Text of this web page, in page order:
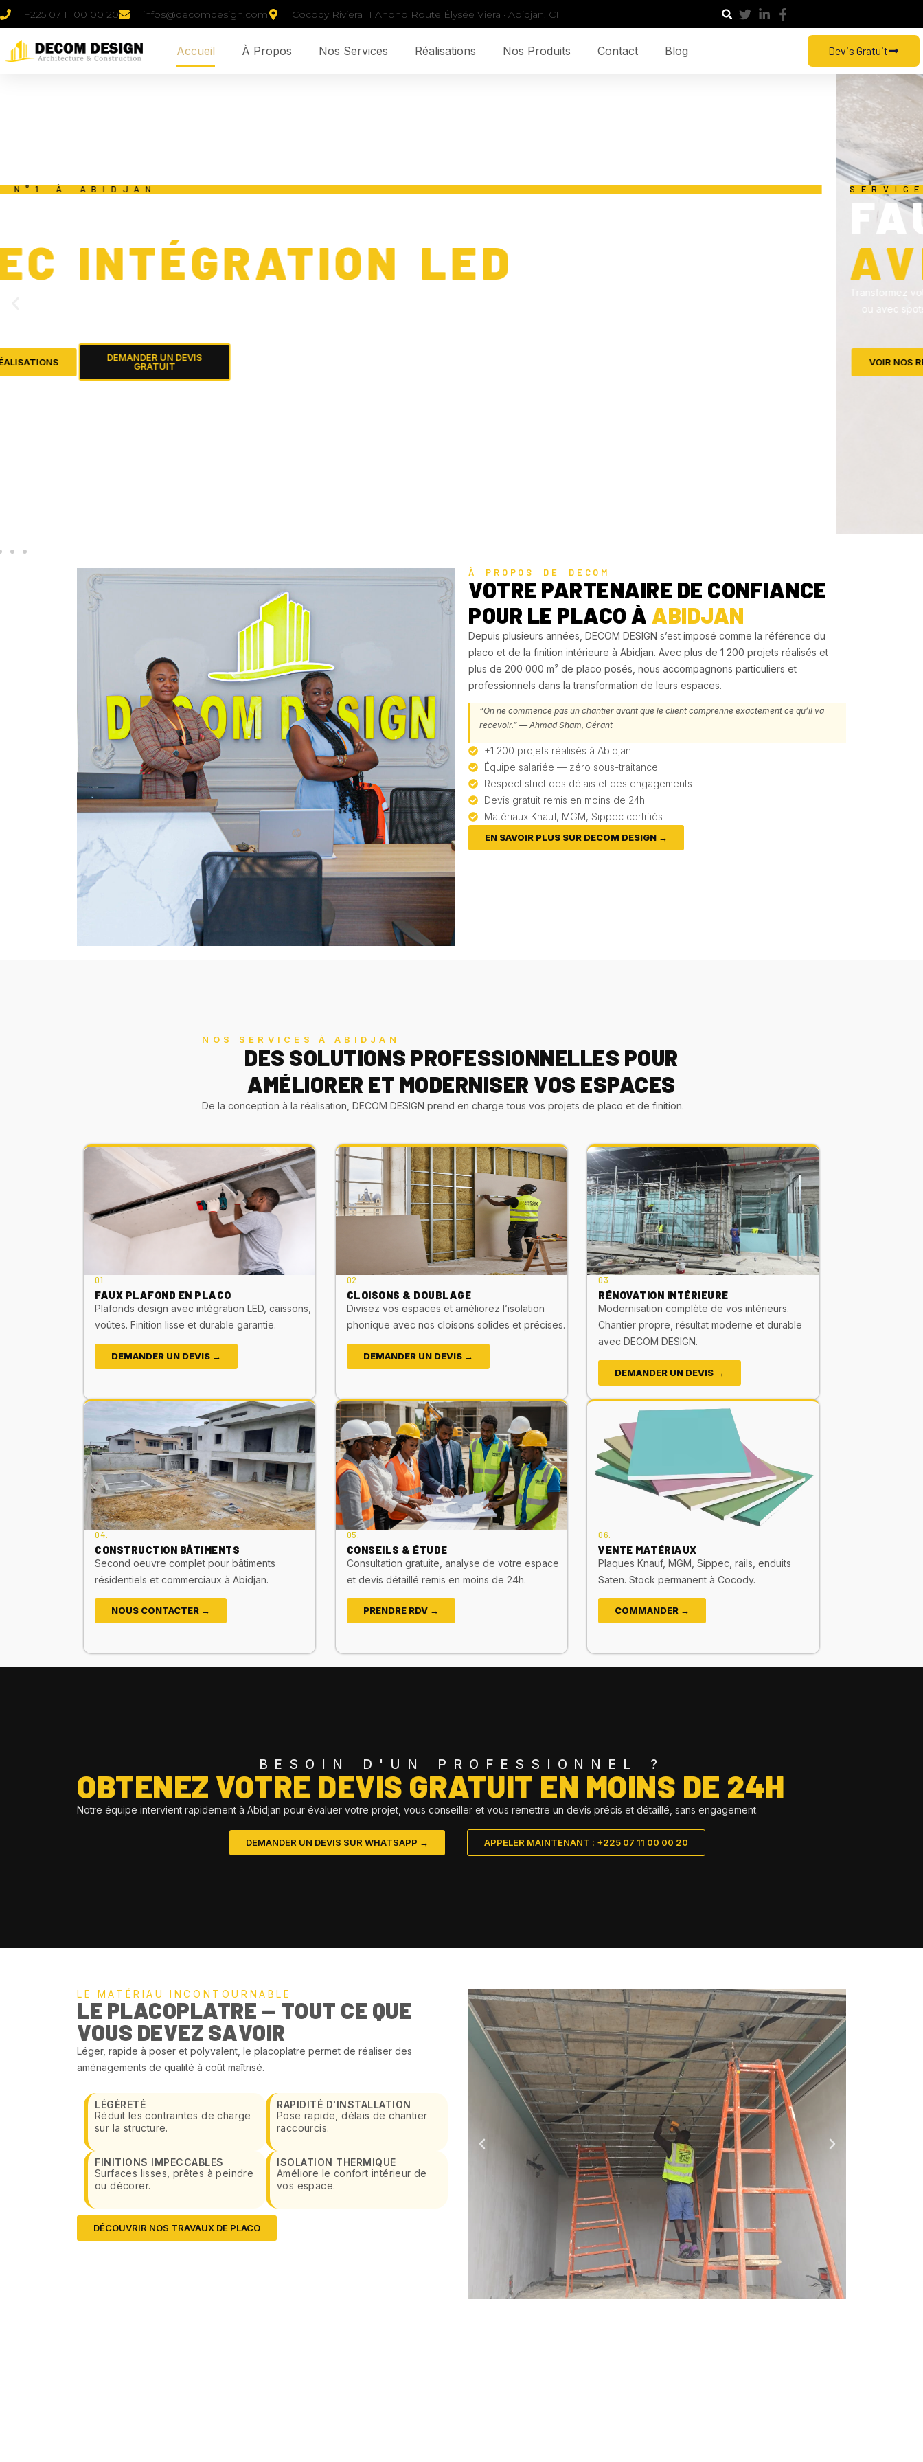
+225 07 11 00 00 20 infos@decomdesign.com Cocody Riviera II Anono Route Élysée Viera · Abidjan, CI
Accueil À Propos Nos Services Réalisations Nos Produits Contact Blog Devis Gratuit
SERVICE N°1 À ABIDJAN
AVEC INTÉGRATION LED
VOIR NOS RÉALISATIONS
DEMANDER UN DEVIS
À PROPOS DE DECOM
VOTRE PARTENAIRE DE CONFIANCE
POUR LE PLACO À ABIDJAN
Depuis plusieurs années, DECOM DESIGN s’est imposé comme la référence du
placo et de la finition intérieure à Abidjan. Avec plus de 1 200 projets réalisés et
plus de 200 000 m² de placo posés, nous accompagnons particuliers et
professionnels dans la transformation de leurs espaces.
“On ne commence pas un chantier avant que le client comprenne exactement ce qu’il va
recevoir.” — Ahmad Sham, Gérant
+1 200 projets réalisés à Abidjan
Équipe salariée — zéro sous-traitance
Respect strict des délais et des engagements
Devis gratuit remis en moins de 24h
Matériaux Knauf, MGM, Sippec certifiés
EN SAVOIR PLUS SUR DECOM DESIGN →
NOS SERVICES À ABIDJAN
DES SOLUTIONS PROFESSIONNELLES POUR
AMÉLIORER ET MODERNISER VOS ESPACES
De la conception à la réalisation, DECOM DESIGN prend en charge tous vos projets de placo et de finition.
01.
FAUX PLAFOND EN PLACO
Plafonds design avec intégration LED, caissons,
voûtes. Finition lisse et durable garantie.
DEMANDER UN DEVIS →
02.
CLOISONS & DOUBLAGE
Divisez vos espaces et améliorez l’isolation
phonique avec nos cloisons solides et précises.
DEMANDER UN DEVIS →
03.
RÉNOVATION INTÉRIEURE
Modernisation complète de vos intérieurs.
Chantier propre, résultat moderne et durable
avec DECOM DESIGN.
DEMANDER UN DEVIS →
04.
CONSTRUCTION BÂTIMENTS
Second oeuvre complet pour bâtiments
résidentiels et commerciaux à Abidjan.
NOUS CONTACTER →
05.
CONSEILS & ÉTUDE
Consultation gratuite, analyse de votre espace
et devis détaillé remis en moins de 24h.
PRENDRE RDV →
06.
VENTE MATÉRIAUX
Plaques Knauf, MGM, Sippec, rails, enduits
Saten. Stock permanent à Cocody.
COMMANDER →
BESOIN D'UN PROFESSIONNEL ?
OBTENEZ VOTRE DEVIS GRATUIT EN MOINS DE 24H
Notre équipe intervient rapidement à Abidjan pour évaluer votre projet, vous conseiller et vous remettre un devis précis et détaillé, sans engagement.
DEMANDER UN DEVIS SUR WHATSAPP → APPELER MAINTENANT : +225 07 11 00 00 20
LE MATÉRIAU INCONTOURNABLE
LE PLACOPLATRE — TOUT CE QUE
VOUS DEVEZ SAVOIR
Léger, rapide à poser et polyvalent, le placoplatre permet de réaliser des
aménagements de qualité à coût maîtrisé.
DÉCOUVRIR NOS TRAVAUX DE PLACO
LÉGÈRETÉ
Réduit les contraintes de charge
sur la structure.
RAPIDITÉ D'INSTALLATION
Pose rapide, délais de chantier
raccourcis.
FINITIONS IMPECCABLES
Surfaces lisses, prêtes à peindre
ou décorer.
ISOLATION THERMIQUE
Améliore le confort intérieur de
vos espace.